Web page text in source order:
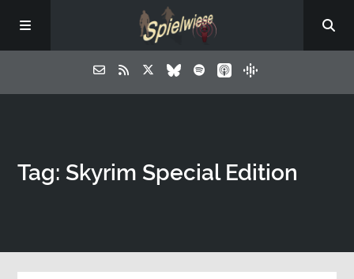
Tag: Skyrim Special Edition